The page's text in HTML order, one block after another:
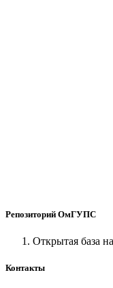
Репозиторий ОмГУПС
Открытая база
Контакты